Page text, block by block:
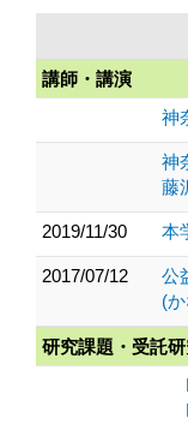
講師・講演
神
神
藤
2019/11/30 本
2017/07/12
公
(
研究課題・受託